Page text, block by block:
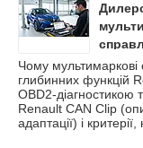
Чому
глибинних функцій
OBD2-діагностикою
Renault CAN Clip
адаптації) і